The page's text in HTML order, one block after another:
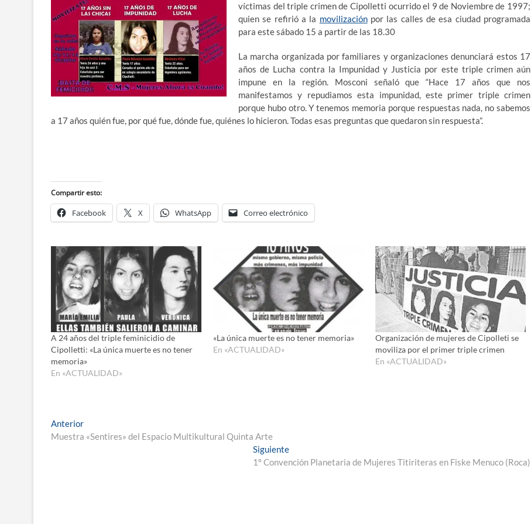
víctimas del triple crimen de Cipolletti ocurrido el 9 de Noviembre de 1997;
quien se refirió a la movilizaciónpor las calles de esa ciudad programada
para este sábado 15 a partir de las 18.30
La marcha organizada por familiares y organizaciones denunciará estos 17
años de Lucha contra la Impunidad y Justicia por este triple crimen aún
impune en la región. Mosconi señaló que “Hace 17 años que nos
manifestamos y repudiamos esta impunidad, este primer triple crimen
porque hubo otro. Y tenemos memoria porque respuestas nada, no sabemos
a 17 años quién fue, por qué fue, dónde fue, quiénes lo hicieron. Todas esas preguntas que quedaron sin respuesta”.
Compartir esto:
Facebook X WhatsApp Correo electrónico
A 24 años del triple feminicidio de
Cipolletti: «La única muerte es no tener
memoria»
En «ACTUALIDAD»
«La única muerte es no tener memoria»
En «ACTUALIDAD»
Organización de mujeres de Cipolleti se
moviliza por el primer triple crimen
En «ACTUALIDAD»
Navegación
de
AnteriorEntrada
anterior:
Muestra «Sentires» del Espacio Multikultural Quinta Arte
SiguienteEntrada
siguiente:
1º Convención Planetaria de Mujeres Titiriteras en Fiske Menuco (Roca)